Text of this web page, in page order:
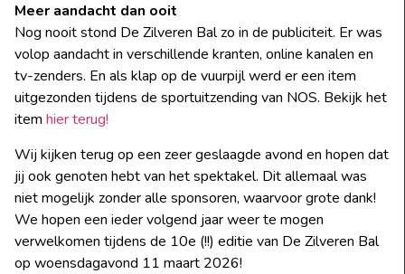
Meer aandacht dan ooit
Nog nooit stond De Zilveren Bal zo in de publiciteit. Er was
volop aandacht in verschillende kranten, online kanalen en
tv-zenders. En als klap op de vuurpijl werd er een item
uitgezonden tijdens de sportuitzending van NOS. Bekijk het
item hier terug!
Wij kijken terug op een zeer geslaagde avond en hopen dat
jij ook genoten hebt van het spektakel. Dit allemaal was
niet mogelijk zonder alle sponsoren, waarvoor grote dank!
We hopen een ieder volgend jaar weer te mogen
verwelkomen tijdens de 10e (!!) editie van De Zilveren Bal
op woensdagavond 11 maart 2026!